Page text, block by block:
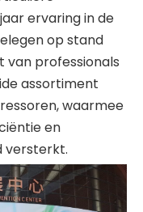
ervaring in de
op stand
van professionals
assortiment
waarmee
en
versterkt.